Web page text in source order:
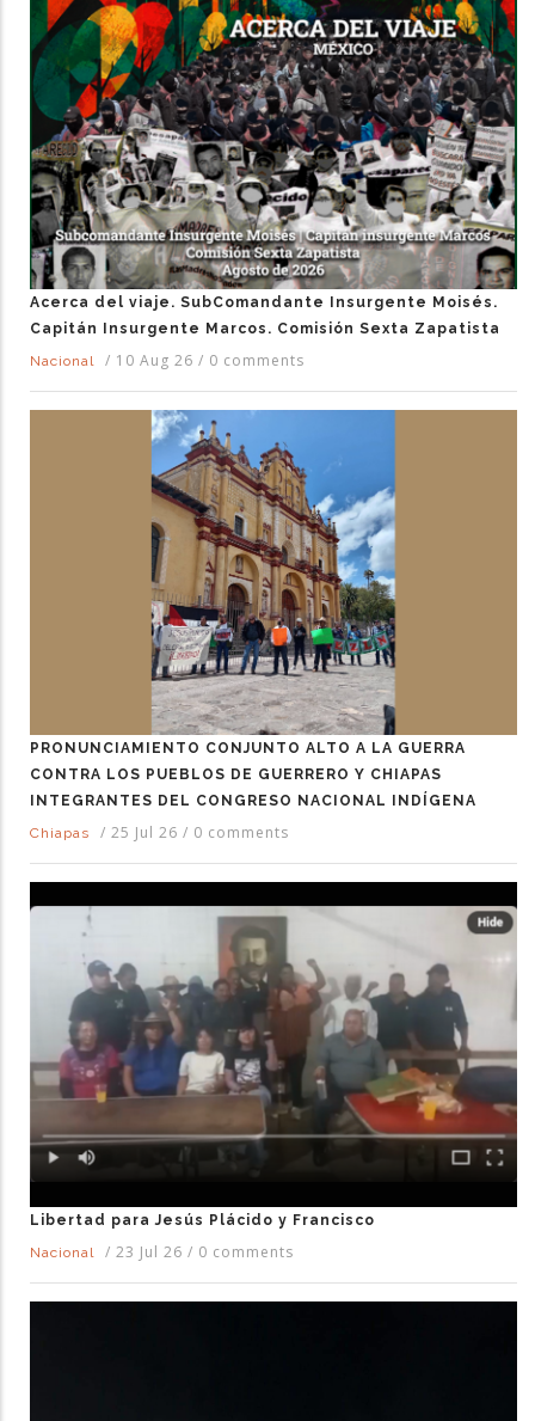
Acerca del viaje. SubComandante Insurgente Moisés.
Capitán Insurgente Marcos. Comisión Sexta Zapatista
Nacional
/ 10 Aug 26 / 0 comments
PRONUNCIAMIENTO CONJUNTO ALTO A LA GUERRA
CONTRA LOS PUEBLOS DE GUERRERO Y CHIAPAS
INTEGRANTES DEL CONGRESO NACIONAL INDÍGENA
Chiapas
/ 25 Jul 26 / 0 comments
Libertad para Jesús Plácido y Francisco
Nacional
/ 23 Jul 26 / 0 comments